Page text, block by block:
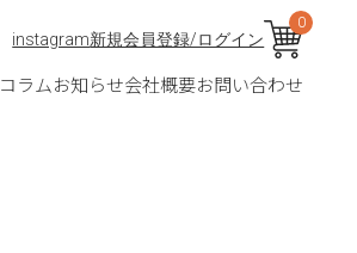
instagram新規会員登録/ログイン
0
コラムお知らせ会社概要お問い合わせ